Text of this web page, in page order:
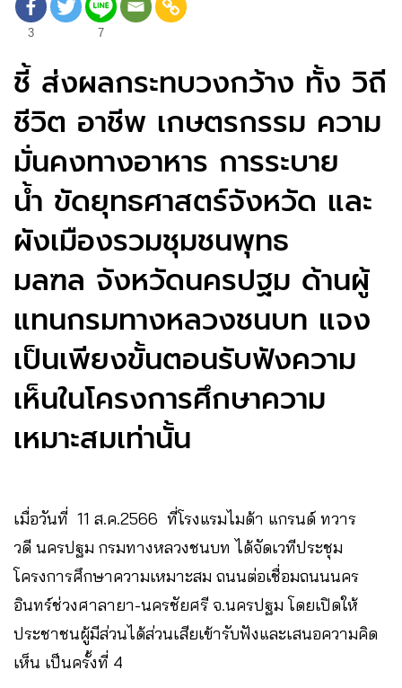
3 7
ชี้ ส่งผลกระทบวงกว้าง ทั้ง วิถี
ชีวิต อาชีพ เกษตรกรรม ความ
มั่นคงทางอาหาร การระบาย
น้ำ ขัดยุทธศาสตร์จังหวัด และ
ผังเมืองรวมชุมชนพุทธ
มลฑล จังหวัดนครปฐม ด้านผู้
แทนกรมทางหลวงชนบท แจง
เป็นเพียงขั้นตอนรับฟังความ
เห็นในโครงการศึกษาความ
เหมาะสมเท่านั้น
เมื่อวันที่ 11 ส.ค.2566 ที่โรงแรมไมด้า แกรนด์ ทวาร
วดี นครปฐม กรมทางหลวงชนบท ได้จัดเวทีประชุม
โครงการศึกษาความเหมาะสม ถนนต่อเชื่อมถนนนคร
อินทร์ช่วงศาลายา-นครชัยศรี จ.นครปฐม โดยเปิดให้
ประชาชนผู้มีส่วนได้ส่วนเสียเข้ารับฟังและเสนอความคิด
เห็น เป็นครั้งที่ 4